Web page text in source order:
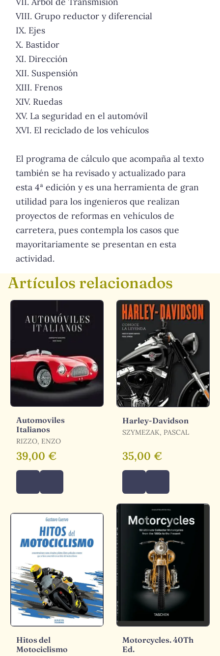
VIII. Grupo reductor y diferencial
IX. Ejes
X. Bastidor
XI. Dirección
XII. Suspensión
XIII. Frenos
XIV. Ruedas
XV. La seguridad en el automóvil
XVI. El reciclado de los vehículos
El programa de cálculo que acompaña al texto
también se ha revisado y actualizado para
esta 4ª edición y es una herramienta de gran
utilidad para los ingenieros que realizan
proyectos de reformas en vehículos de
carretera, pues contempla los casos que
mayoritariamente se presentan en esta
actividad.
Artículos relacionados
Automoviles
Italianos
RIZZO, ENZO
39,00 €
Harley-Davidson
SZYMEZAK, PASCAL
35,00 €
Hitos del
Motociclismo
Motorcycles. 40Th
Ed.